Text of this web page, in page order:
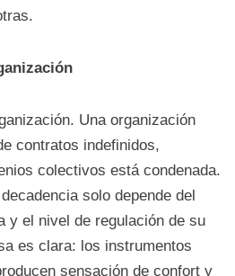
Una organización
contratos indefinidos,
colectivos está condenada.
solo depende del
y el nivel de regulación de su
es clara: los instrumentos
sensación de confort y